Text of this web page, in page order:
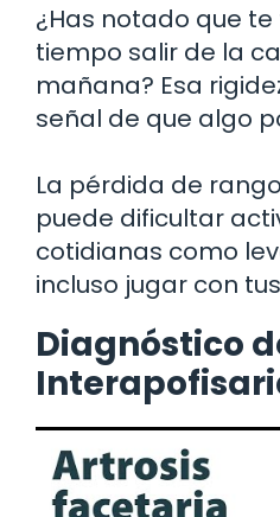
¿Has notado que
tiempo salir de la
mañana? Esa
señal de que algo
La pérdida de
puede dificultar
cotidianas como
incluso jugar con
Diagnóstico